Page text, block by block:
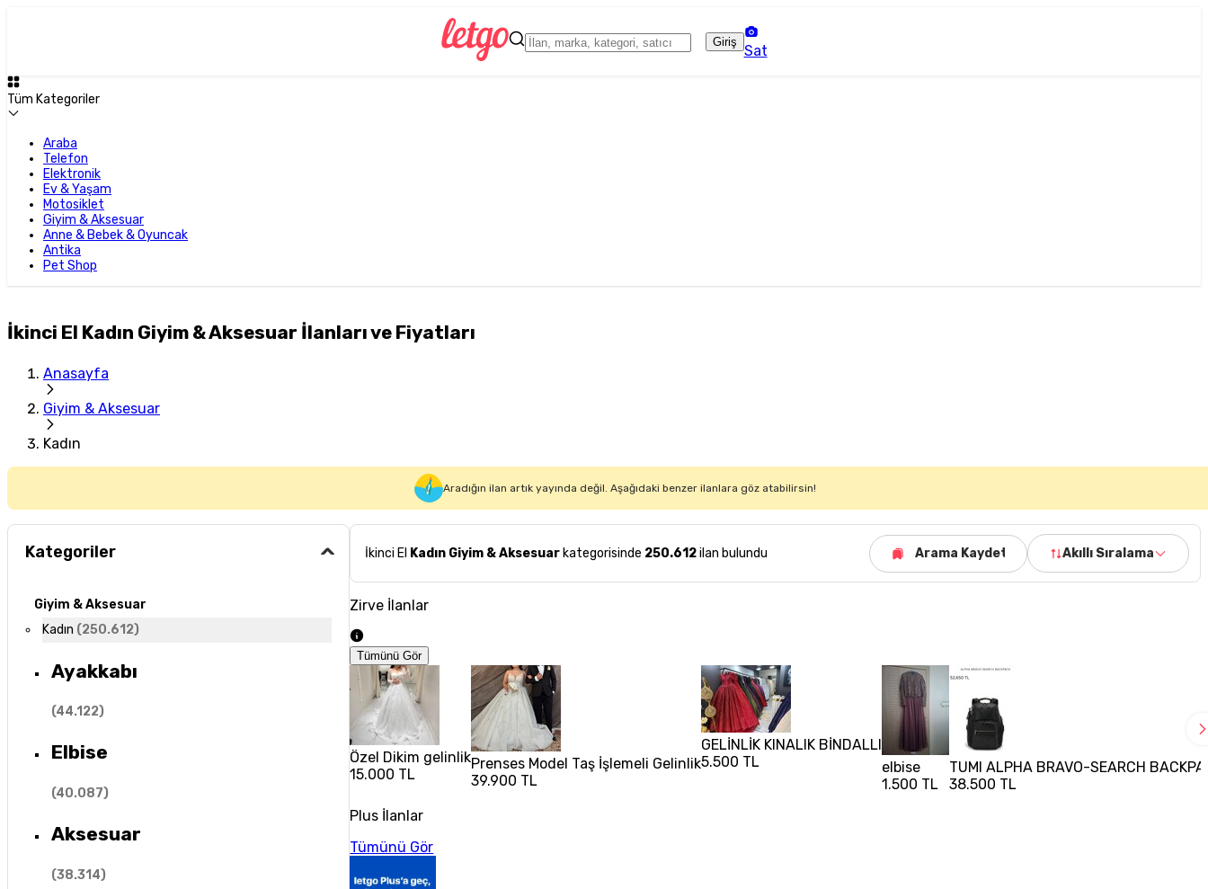
Giriş
Sat
Tüm Kategoriler
Araba
Telefon
Elektronik
Ev & Yaşam
Motosiklet
Giyim & Aksesuar
Anne & Bebek & Oyuncak
Antika
Pet Shop
İkinci El Kadın Giyim & Aksesuar İlanları ve Fiyatları
Anasayfa
Giyim & Aksesuar
Kadın
Aradığın ilan artık yayında değil. Aşağıdaki benzer ilanlara göz atabilirsin!
Kategoriler
Giyim & Aksesuar
Kadın (250.612)
Ayakkabı
(44.122)
Elbise
(40.087)
Aksesuar
(38.314)
İkinci El Kadın Giyim & Aksesuar kategorisinde 250.612ilan bulundu Arama Kaydet Akıllı Sıralama
Zirve İlanlar
Tümünü Gör
Özel Dikim gelinlik
15.000 TL
Prenses Model Taş İşlemeli Gelinlik
39.900 TL
GELİNLİK KINALIK BİNDALLI
5.500 TL
elbise
1.500 TL
TUMI ALPHA BRAVO-SEARCH
38.500 TL
Plus İlanlar
Tümünü Gör